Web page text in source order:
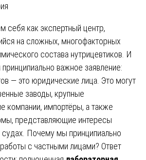
себя как экспертный центр,
на сложных, многофакторных
состава нутрицевтиков. И
важное заявление:
— это юридические лица. Это могут
заводы, крупные
компании, импортёры, а также
представляющие интересы
судах. Почему мы принципиально
с частными лицами? Ответ